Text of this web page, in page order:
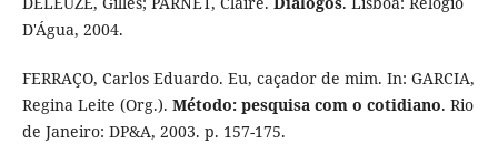
D'Água, 2004.
FERRAÇO, Carlos Eduardo. Eu, caçador de mim. In: GARCIA,
Regina Leite (Org.). Método: pesquisa com o cotidiano. Rio
de Janeiro: DP&A, 2003. p. 157-175.